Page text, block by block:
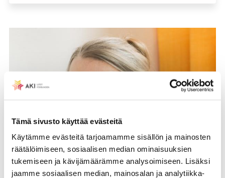
Tämä sivusto käyttää evästeitä
Käytämme evästeitä tarjoamamme sisällön ja mainosten
räätälöimiseen, sosiaalisen median ominaisuuksien
tukemiseen ja kävijämäärämme analysoimiseen. Lisäksi
jaamme sosiaalisen median, mainosalan ja analytiikka-